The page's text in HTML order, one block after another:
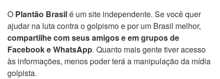
O Plantão Brasilé um site independente. Se você quer
ajudar na luta contra o golpismo e por um Brasil melhor,
compartilhe com seus amigos e em grupos de
Facebook e WhatsApp. Quanto mais gente tiver acesso
às informações, menos poder terá a manipulação da mídia
golpista.